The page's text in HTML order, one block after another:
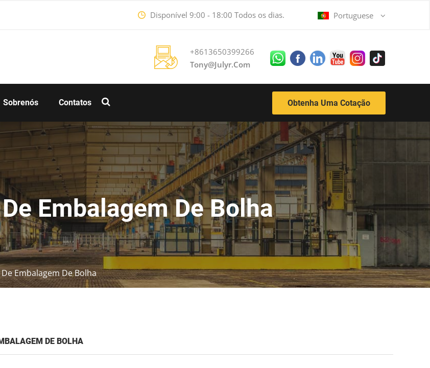
Disponível 9:00 - 18:00 Todos os dias. Portuguese
+8613650399266
Tony@julyr.com
Sobrenós Contatos Obtenha Uma Cotação
Embalagem De Bolha
Embalagem De Bolha
DE BOLHA